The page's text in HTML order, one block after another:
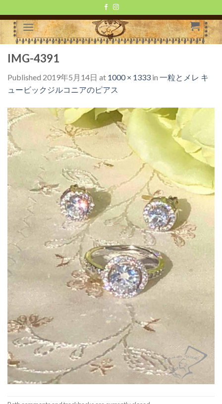
to
content
IMG-4391
Published 2019年5月14日 at 1000 × 1333 in 一粒とメレ キ
ュービックジルコニアのピアス